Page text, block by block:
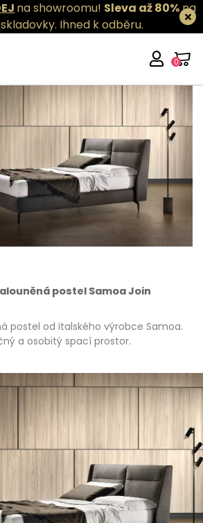
na showroomu! Sleva až 80%na
Ihned k odběru.
0
postel Samoa Join
postel od italského výrobce Samoa.
a osobitý spací prostor.